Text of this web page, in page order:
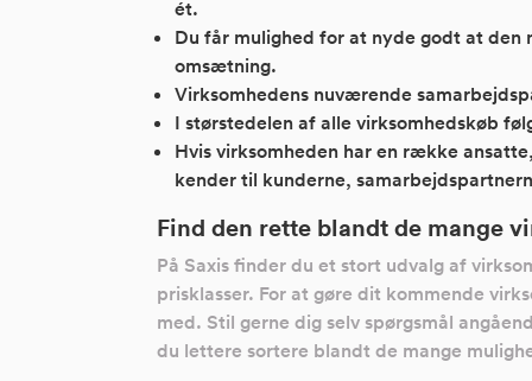
ét.
Du får mulighed for at nyde godt at
omsætning.
Virksomhedens nuværende
I størstedelen af alle virksomhedskøb
Hvis virksomheden har en række
kender til kunderne,
Find den rette blandt de mange
På Saxis finder du et stort udvalg af
prisklasser. For at gøre dit kommende
med. Stil gerne dig selv spørgsmål
du lettere sortere blandt de mange